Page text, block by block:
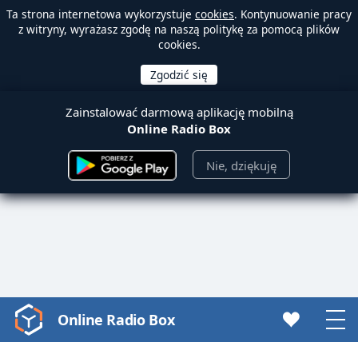
Ta strona internetowa wykorzystuje cookies. Kontynuowanie pracy
z witryny, wyrażasz zgodę na naszą politykę za pomocą plików
cookies.
Zainstalować darmową aplikację mobilną
Online Radio Box
Nie, dziękuję
Video
Player
Online Radio Box